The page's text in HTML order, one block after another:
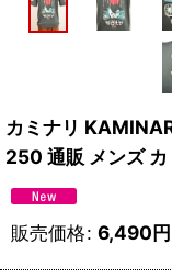
カミナリ
250 通販 メンズ
販売価格: 6,490円